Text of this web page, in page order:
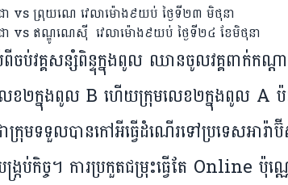
ា vs ព្រុយណេ វេលា​ម៉ោង៩​យប់ ថ្ងៃ​ទី​២៣ មិថុនា
ជា vs ឥណ្ឌូណេស៊ី វេលា​ម៉ោង៩​យប់ ថ្ងៃ​ទី​២៤ ខែ​មិថុនា
ពី​ចប់​វគ្គ​សន្សំពិន្ទុ​ក្នុង​ពូល ឈាន​ចូល​វគ្គ​ពាក់​ក
េខ២​ក្នុង​ពូល B ហើយ​ក្រុម​លេខ​២​ក្នុង​ពូល A
ក្រុម​ទទួល​បាន​កៅអី​​ធ្វើ​ដំណើរ​ទៅ​ប្រទេស​អារ៉ាប៊ីស
ង្ក្រប់កិច្ច។ ​ការ​ប្រកួត​​ជម្រុះ​​ធ្វើ​តែ Online